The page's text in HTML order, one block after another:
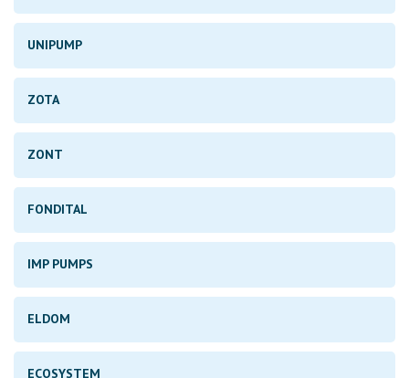
UNIPUMP
ZOTA
ZONT
FONDITAL
IMP PUMPS
ELDOM
ECOSYSTEM